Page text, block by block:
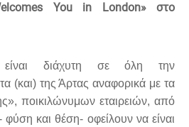
You in London» στο
είναι διάχυτη σε όλη την
(και) της Άρτας αναφορικά με τα
ποικιλώνυμων εταιρειών, από
και θέση- οφείλουν να είναι